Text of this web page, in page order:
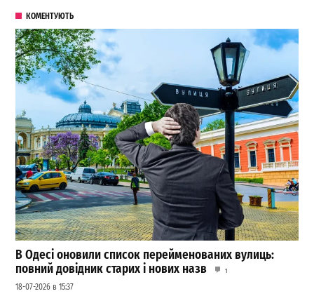
КОМЕНТУЮТЬ
В Одесі оновили список перейменованих вулиць:
повний довідник старих і нових назв
1
18-07-2026 в 15:37